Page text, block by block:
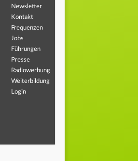
Newsletter
Kontakt
Frequenzen
Jobs
Führungen
Presse
Radiowerbung
Weiterbildung
Login